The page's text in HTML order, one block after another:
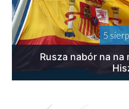
5
Rusza nabór na